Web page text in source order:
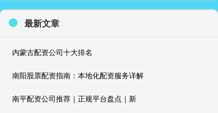
最新文章
内蒙古配资公司十大排名
南阳股票配资指南：本地化配资服务详解
南平配资公司推荐｜正规平台盘点｜新